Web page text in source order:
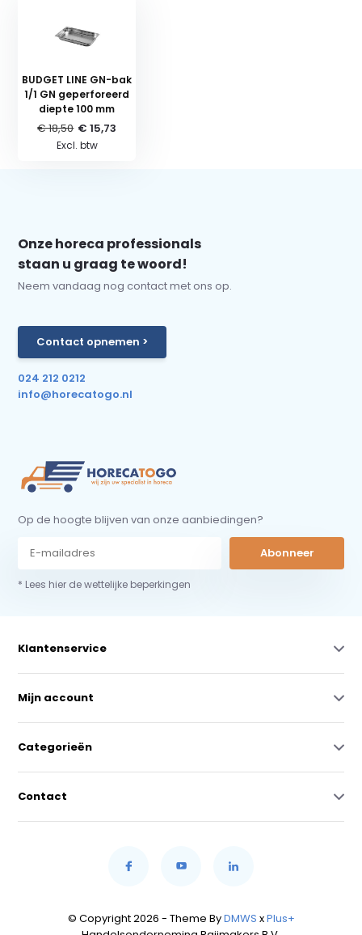
BUDGET LINE GN-bak
1/1 GN geperforeerd
diepte 100 mm
€ 18,50 € 15,73
Excl. btw
Onze horeca professionals
staan u graag te woord!
Neem vandaag nog contact met ons op.
Contact opnemen >
024 212 0212
info@horecatogo.nl
Op de hoogte blijven van onze aanbiedingen?
Abonneer
* Lees hier de wettelijke beperkingen
Klantenservice
Mijn account
Categorieën
Contact
© Copyright 2026 - Theme ByDMWS xPlus+